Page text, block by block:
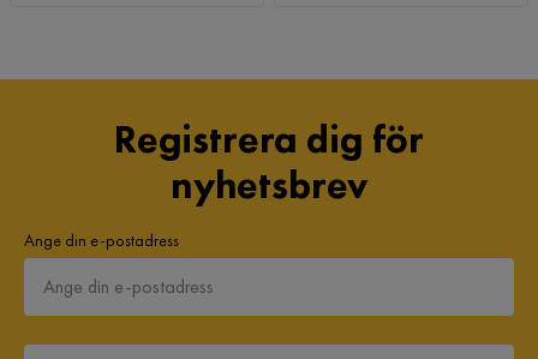
Registrera dig för
nyhetsbrev
Ange din e-postadress